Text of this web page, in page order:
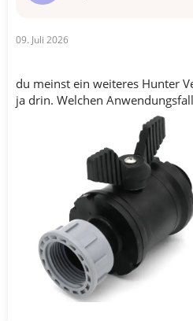
09. Juli 2026
du meinst ein weiteres Hunter
ja drin. Welchen